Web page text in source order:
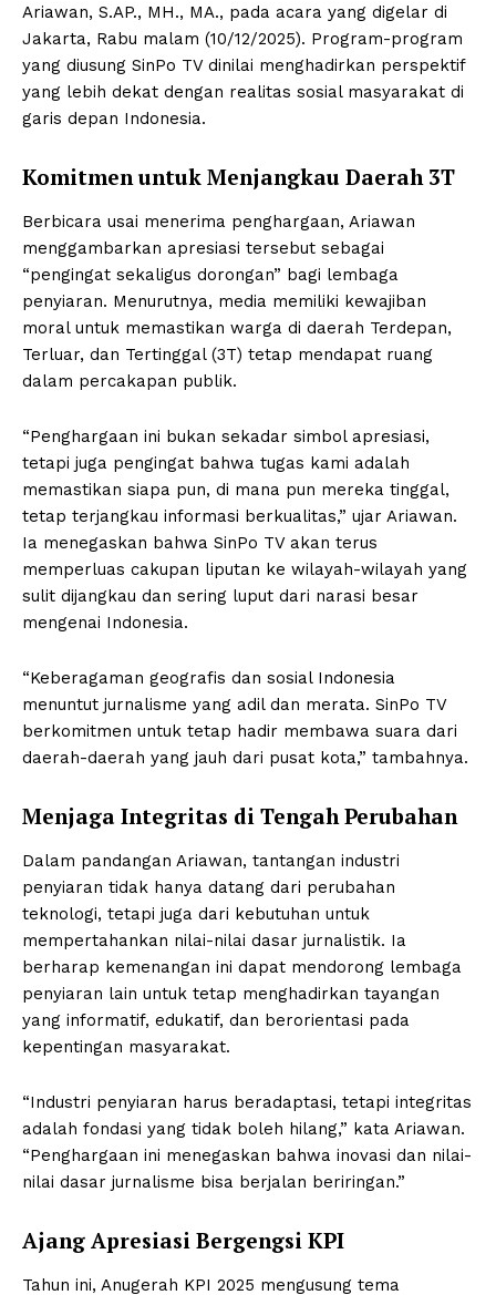
Ariawan, S.AP., MH., MA., pada acara yang digelar di
Jakarta, Rabu malam (10/12/2025). Program-program
yang diusung SinPo TV dinilai menghadirkan perspektif
yang lebih dekat dengan realitas sosial masyarakat di
garis depan Indonesia.
Komitmen untuk Menjangkau Daerah 3T
Berbicara usai menerima penghargaan, Ariawan
menggambarkan apresiasi tersebut sebagai
“pengingat sekaligus dorongan” bagi lembaga
penyiaran. Menurutnya, media memiliki kewajiban
moral untuk memastikan warga di daerah Terdepan,
Terluar, dan Tertinggal (3T) tetap mendapat ruang
dalam percakapan publik.
“Penghargaan ini bukan sekadar simbol apresiasi,
tetapi juga pengingat bahwa tugas kami adalah
memastikan siapa pun, di mana pun mereka tinggal,
tetap terjangkau informasi berkualitas,” ujar Ariawan.
Ia menegaskan bahwa SinPo TV akan terus
memperluas cakupan liputan ke wilayah-wilayah yang
sulit dijangkau dan sering luput dari narasi besar
mengenai Indonesia.
“Keberagaman geografis dan sosial Indonesia
menuntut jurnalisme yang adil dan merata. SinPo TV
berkomitmen untuk tetap hadir membawa suara dari
daerah-daerah yang jauh dari pusat kota,” tambahnya.
Menjaga Integritas di Tengah Perubahan
Dalam pandangan Ariawan, tantangan industri
penyiaran tidak hanya datang dari perubahan
teknologi, tetapi juga dari kebutuhan untuk
mempertahankan nilai-nilai dasar jurnalistik. Ia
berharap kemenangan ini dapat mendorong lembaga
penyiaran lain untuk tetap menghadirkan tayangan
yang informatif, edukatif, dan berorientasi pada
kepentingan masyarakat.
“Industri penyiaran harus beradaptasi, tetapi integritas
adalah fondasi yang tidak boleh hilang,” kata Ariawan.
“Penghargaan ini menegaskan bahwa inovasi dan nilai-
nilai dasar jurnalisme bisa berjalan beriringan.”
Ajang Apresiasi Bergengsi KPI
Tahun ini, Anugerah KPI 2025 mengusung tema